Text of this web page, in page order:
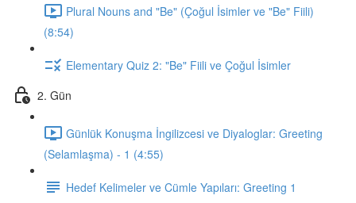
Plural Nouns and "Be" (Çoğul İsimler ve "Be" Fiili)
(8:54)
Elementary Quiz 2: "Be" Fiili ve Çoğul İsimler
2. Gün
Günlük Konuşma İngilizcesi ve Diyaloglar: Greeting
(Selamlaşma) - 1 (4:55)
Hedef Kelimeler ve Cümle Yapıları: Greeting 1